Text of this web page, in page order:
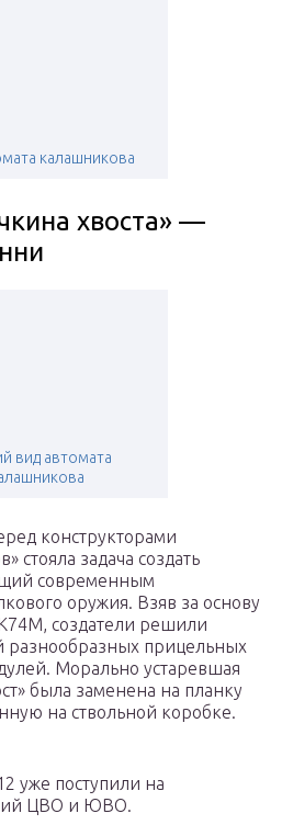
калашникова
хвоста» —
вид автомата
конструкторами
стояла задача создать
современным
оружия. Взяв за основу
создатели решили
разнообразных прицельных
Морально устаревшая
была заменена на планку
на ствольной коробке.
уже поступили на
ЦВО и ЮВО.